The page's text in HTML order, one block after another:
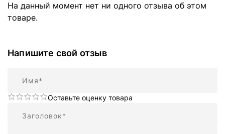
На данный момент нет ни одного отзыва об этом
товаре.
Напишите свой отзыв
Оставьте оценку товара